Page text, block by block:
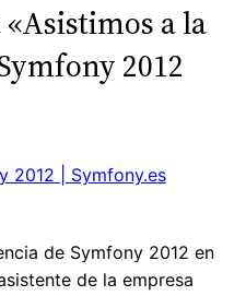
a la
2012
2012 | Symfony.es
de Symfony 2012 en
de la empresa